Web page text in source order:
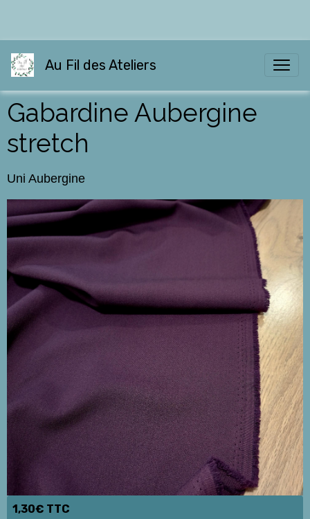
Au Fil des Ateliers
Gabardine Aubergine
stretch
Uni Aubergine
1,30€ TTC